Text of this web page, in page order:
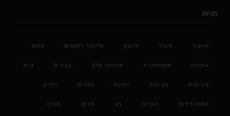
תגיות
אהבה אוכל אישה אלינור רחמים אמא
אמונה אקססוריז ארוחת ערב בגדים בית
בריאות גבינות הורות הורים הריון
התמודדות זוגיות חג חגים חורף